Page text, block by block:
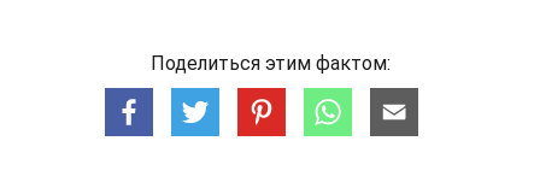
Поделиться этим фактом: